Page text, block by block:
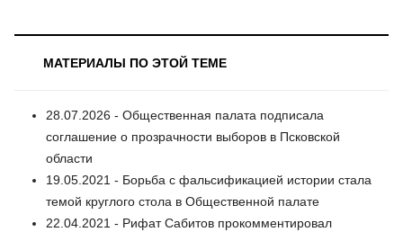
МАТЕРИАЛЫ ПО ЭТОЙ ТЕМЕ
28.07.2026 - Общественная палата подписала
соглашение о прозрачности выборов в Псковской
области
19.05.2021 - Борьба с фальсификацией истории стала
темой круглого стола в Общественной палате
22.04.2021 - Рифат Сабитов прокомментировал